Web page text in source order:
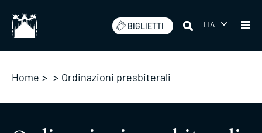
BIGLIETTI ITA
Home > > Ordinazioni presbiterali